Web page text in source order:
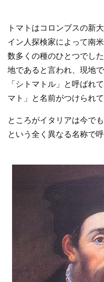
トマトはコロンブスの新
イン人探検家によって南
数多くの種のひとつでし
地であると言われ、現地
「シトマトル」と呼ばれ
マト」と名前がつけられて
ところがイタリアは今で
という全く異なる名称で